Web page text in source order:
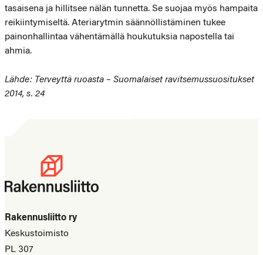
tasaisena ja hillitsee nälän tunnetta. Se suojaa myös hampaita
reikiintymiseltä. Ateriarytmin säännöllistäminen tukee
painonhallintaa vähentämällä houkutuksia napostella tai
ahmia.
Lähde: Terveyttä ruoasta – Suomalaiset ravitsemussuositukset
2014, s. 24
Rakennusliitto ry
Keskustoimisto
PL 307